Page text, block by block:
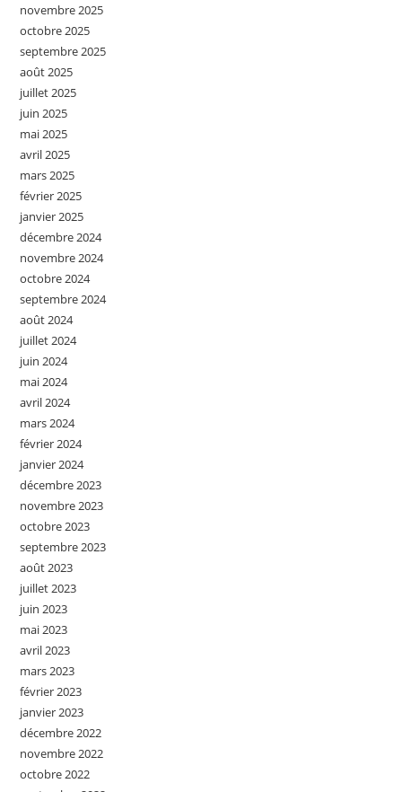
novembre 2025
octobre 2025
septembre 2025
août 2025
juillet 2025
juin 2025
mai 2025
avril 2025
mars 2025
février 2025
janvier 2025
décembre 2024
novembre 2024
octobre 2024
septembre 2024
août 2024
juillet 2024
juin 2024
mai 2024
avril 2024
mars 2024
février 2024
janvier 2024
décembre 2023
novembre 2023
octobre 2023
septembre 2023
août 2023
juillet 2023
juin 2023
mai 2023
avril 2023
mars 2023
février 2023
janvier 2023
décembre 2022
novembre 2022
octobre 2022